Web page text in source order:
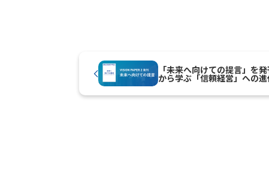
「未来へ向けての提言」
から学ぶ「信頼経営」への